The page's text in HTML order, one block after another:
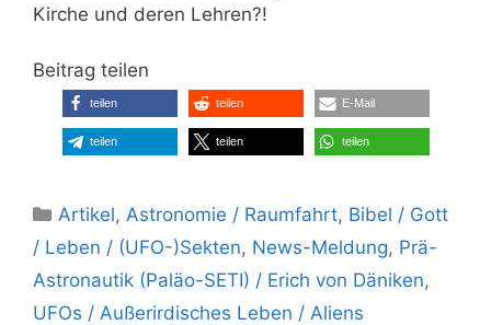
Kirche und deren Lehren?!
Beitrag teilen
teilen teilen E-Mail
teilen teilen teilen
Kategorien
Artikel, Astronomie / Raumfahrt, Bibel / Gott
/ Leben / (UFO-)Sekten, News-Meldung, Prä-
Astronautik (Paläo-SETI) / Erich von Däniken,
UFOs / Außerirdisches Leben / Aliens